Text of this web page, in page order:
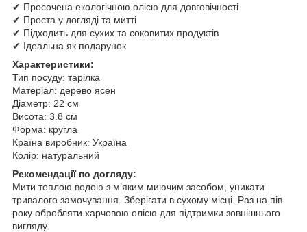
✔ Просочена екологічною олією для довговічності
✔ Проста у догляді та митті
✔ Підходить для сухих та соковитих продуктів
✔ Ідеальна як подарунок
Характеристики:
Тип посуду: тарілка
Матеріал: дерево ясен
Діаметр: 22 см
Висота: 3.8 см
Форма: кругла
Країна виробник: Україна
Колір: натуральний
Рекомендації по догляду:
Мити теплою водою з м’яким миючим засобом, уникати
тривалого замочування. Зберігати в сухому місці. Раз на пів
року обробляти харчовою олією для підтримки зовнішнього
вигляду.